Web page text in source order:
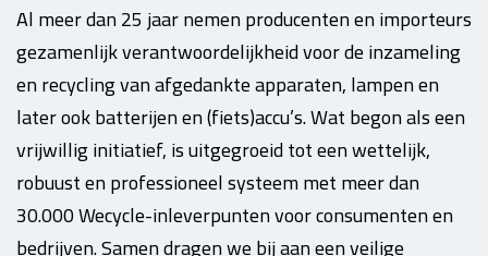
Al meer dan 25 jaar nemen producenten en importeurs
gezamenlijk verantwoordelijkheid voor de inzameling
en recycling van afgedankte apparaten, lampen en
later ook batterijen en (fiets)accu’s. Wat begon als een
vrijwillig initiatief, is uitgegroeid tot een wettelijk,
robuust en professioneel systeem met meer dan
30.000 Wecycle-inleverpunten voor consumenten en
bedrijven. Samen dragen we bij aan een veilige